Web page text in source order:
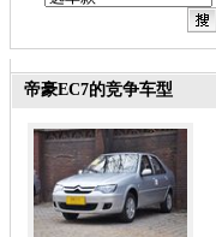
帝豪EC7的竞争车型